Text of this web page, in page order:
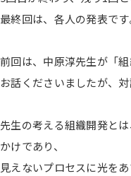
最終回は、各人の発表です
前回は、中原淳先生が「
お話くださいましたが、
先生の考える組織開発と
かけであり、
見えないプロセスに光を